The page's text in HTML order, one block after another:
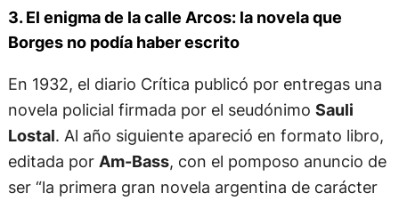
3. El enigma de la calle Arcos: la novela que
Borges no podía haber escrito
En 1932, el diario Crítica publicó por entregas una
novela policial firmada por el seudónimo Sauli
Lostal. Al año siguiente apareció en formato libro,
editada por Am-Bass, con el pomposo anuncio de
ser “la primera gran novela argentina de carácter